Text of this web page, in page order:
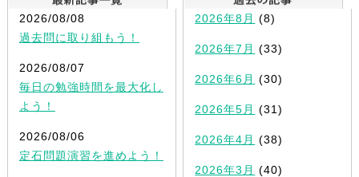
2026/08/08
過去問に取り組もう！
2026/08/07
毎日の勉強時間を最大化し
よう！
2026/08/06
定石問題演習を進めよう！
2026年8月 (8)
2026年7月 (33)
2026年6月 (30)
2026年5月 (31)
2026年4月 (38)
2026年3月 (40)